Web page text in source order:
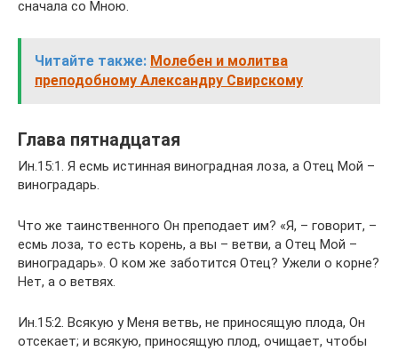
сначала со Мною.
Читайте также: Молебен и молитва
преподобному Александру Свирскому
Глава пятнадцатая
Ин.15:1. Я есмь истинная виноградная лоза, а Отец Мой –
виноградарь.
Что же таинственного Он преподает им? «Я, – говорит, –
есмь лоза, то есть корень, а вы – ветви, а Отец Мой –
виноградарь». О ком же заботится Отец? Ужели о корне?
Нет, а о ветвях.
Ин.15:2. Всякую у Меня ветвь, не приносящую плода, Он
отсекает; и всякую, приносящую плод, очищает, чтобы